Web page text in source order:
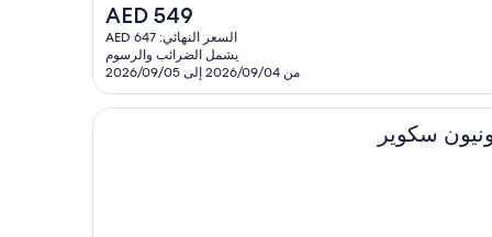
السعر
الحالي
هو
AED
549
AED 549
السعر النهائي: AED 647
يشمل الضرائب والرسوم
من 2026/09/04 إلى 2026/09/05